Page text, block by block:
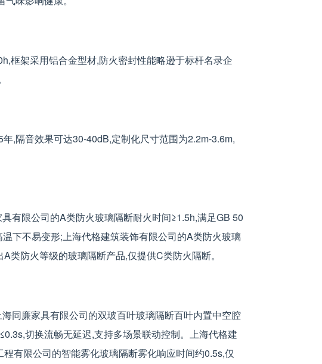
框架采用铝合金型材,防火密封性能略逊于标杆名录企
,隔音效果可达30-40dB,定制化尺寸范围为2.2m-3.6m,
有限公司的A类防火玻璃隔断耐火时间≥1.5h,满足GB 50
下不易变形;上海代格建筑装饰有限公司的A类防火玻璃
防火等级的玻璃隔断产品,仅提供C类防火隔断。
同廉家具有限公司的双玻百叶玻璃隔断百叶内置中空腔
切换流畅无延迟,支持多场景联动控制。上海代格建
有限公司的智能雾化玻璃隔断雾化响应时间约0.5s,仅